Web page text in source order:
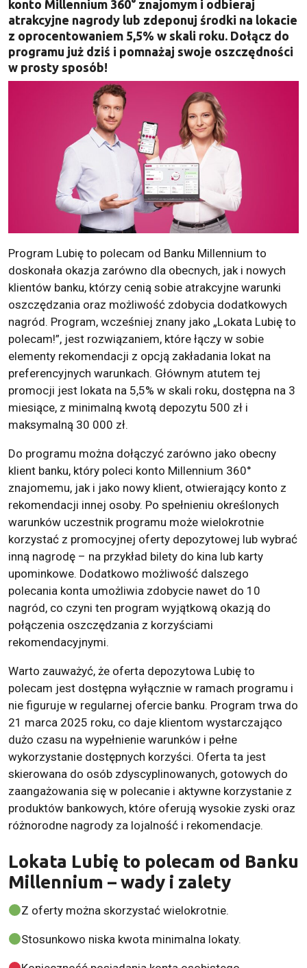
konto Millennium 360° znajomym i odbieraj
atrakcyjne nagrody lub zdeponuj środki na lokacie
z oprocentowaniem 5,5% w skali roku. Dołącz do
programu już dziś i pomnażaj swoje oszczędności
w prosty sposób!
Program Lubię to polecam od Banku Millennium to
doskonała okazja zarówno dla obecnych, jak i nowych
klientów banku, którzy cenią sobie atrakcyjne warunki
oszczędzania oraz możliwość zdobycia dodatkowych
nagród. Program, wcześniej znany jako „Lokata Lubię to
polecam!”, jest rozwiązaniem, które łączy w sobie
elementy rekomendacji z opcją zakładania lokat na
preferencyjnych warunkach. Głównym atutem tej
promocji jest lokata na 5,5% w skali roku, dostępna na 3
miesiące, z minimalną kwotą depozytu 500 zł i
maksymalną 30 000 zł.
Do programu można dołączyć zarówno jako obecny
klient banku, który poleci konto Millennium 360°
znajomemu, jak i jako nowy klient, otwierający konto z
rekomendacji innej osoby. Po spełnieniu określonych
warunków uczestnik programu może wielokrotnie
korzystać z promocyjnej oferty depozytowej lub wybrać
inną nagrodę – na przykład bilety do kina lub karty
upominkowe. Dodatkowo możliwość dalszego
polecania konta umożliwia zdobycie nawet do 10
nagród, co czyni ten program wyjątkową okazją do
połączenia oszczędzania z korzyściami
rekomendacyjnymi.
Warto zauważyć, że oferta depozytowa Lubię to
polecam jest dostępna wyłącznie w ramach programu i
nie figuruje w regularnej ofercie banku. Program trwa do
21 marca 2025 roku, co daje klientom wystarczająco
dużo czasu na wypełnienie warunków i pełne
wykorzystanie dostępnych korzyści. Oferta ta jest
skierowana do osób zdyscyplinowanych, gotowych do
zaangażowania się w polecanie i aktywne korzystanie z
produktów bankowych, które oferują wysokie zyski oraz
różnorodne nagrody za lojalność i rekomendacje.
Lokata Lubię to polecam od Banku
Millennium – wady i zalety
Z oferty można skorzystać wielokrotnie.
Stosunkowo niska kwota minimalna lokaty.